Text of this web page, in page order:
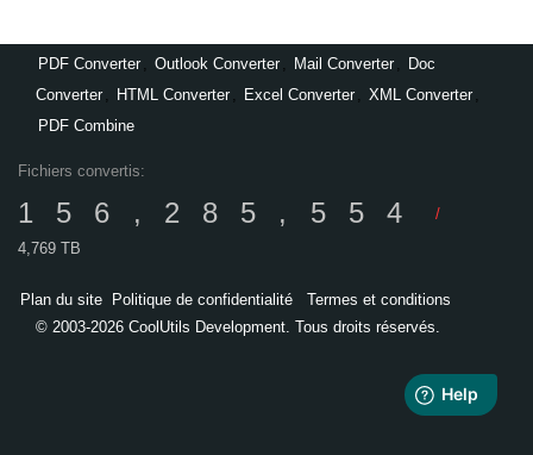
PDF Converter Outlook Converter Mail Converter
Doc
Converter
HTML Converter Excel Converter XML Converter
PDF Combine
Fichiers convertis:
156,285,554
/
4,769 TB
Plan du site Politique de confidentialité
Termes et conditions
© 2003-2026 CoolUtils Development. Tous droits réservés.